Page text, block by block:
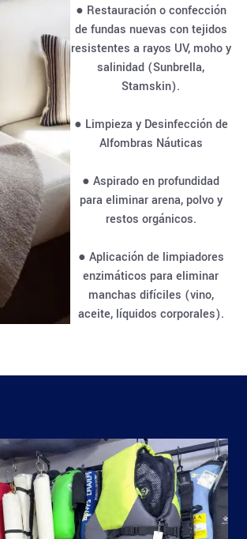
● Restauración o confección
de fundas nuevas con tejidos
resistentes a rayos UV, moho y
salinidad (Sunbrella,
Stamskin).
● Limpieza y Desinfección de
Alfombras Náuticas
● Aspirado en profundidad
para eliminar arena, polvo y
restos orgánicos.
● Aplicación de limpiadores
enzimáticos para eliminar
manchas difíciles (vino,
aceite, líquidos corporales).